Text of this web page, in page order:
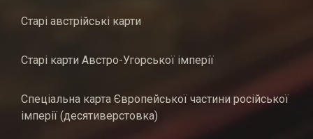
Старі австрійські карти
Старі карти Австро-Угорської імперії
Спеціальна карта Європейської частини російської
імперії (десятиверстовка)